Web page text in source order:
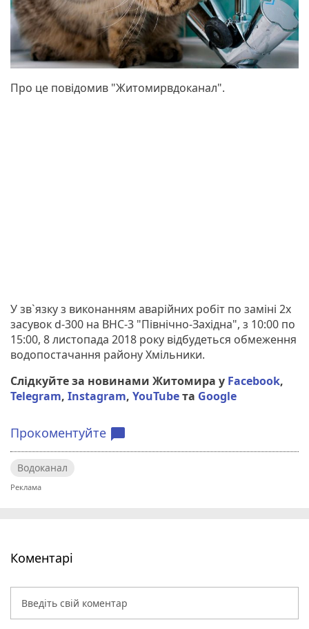
Про це повідомив "Житомирвдоканал".
У зв`язку з виконанням аварійних робіт по заміні 2х
засувок d-300 на ВНС-3 "Північно-Західна", з 10:00 по
15:00, 8 листопада 2018 року відбудеться обмеження
водопостачання району Хмільники.
Слідкуйте за новинами Житомира у Facebook,
Telegram, Instagram, YouTubeта Google
Прокоментуйте chat_bubble
Водоканал
Коментарі